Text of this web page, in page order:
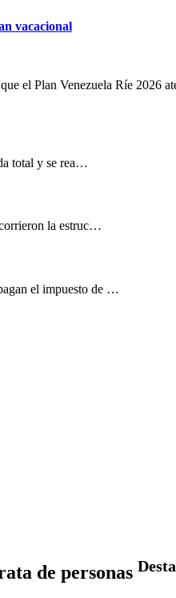
vacacional
el Plan Venezuela Ríe 2026
total y se rea…
la estruc…
el impuesto de …
de personas